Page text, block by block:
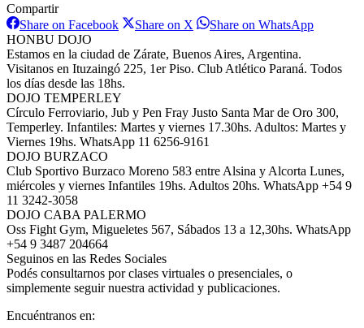
Compartir
Share on FacebookShare
Facebook
Share on X Share
X
Share on WhatsAppShare
HONBU DOJO
Estamos en la ciudad de Zárate, Buenos Aires, Argentina.
Visitanos en Ituzaingó 225, 1er Piso. Club Atlético Paraná. Todos
los días desde las 18hs.
DOJO TEMPERLEY
Círculo Ferroviario, Jub y Pen Fray Justo Santa Mar de Oro 300,
Temperley. Infantiles: Martes y viernes 17.30hs. Adultos: Martes y
Viernes 19hs. WhatsApp 11 6256-9161
DOJO BURZACO
Club Sportivo Burzaco Moreno 583 entre Alsina y Alcorta Lunes,
miércoles y viernes Infantiles 19hs. Adultos 20hs. WhatsApp +54 9
11 3242-3058
DOJO CABA PALERMO
Oss Fight Gym, Migueletes 567, Sábados 13 a 12,30hs. WhatsApp
+54 9 3487 204664
Seguinos en las Redes Sociales
Podés consultarnos por clases virtuales o presenciales, o
simplemente seguir nuestra actividad y publicaciones.
Encuéntranos en: